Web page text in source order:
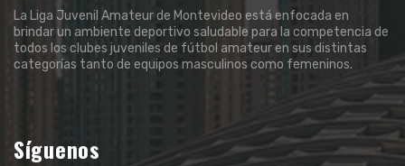
La Liga Juvenil Amateur de Montevideo está enfocada en
brindar un ambiente deportivo saludable para la competencia de
todos los clubes juveniles de fútbol amateur en sus distintas
categorías tanto de equipos masculinos como femeninos.
Síguenos